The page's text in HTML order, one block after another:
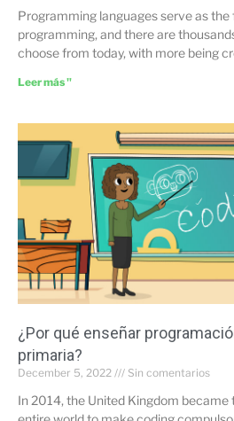
Programming languages serve as
programming, and there are
choose from today, with more being
Leer más "
¿Por qué enseñar
primaria?
December 5, 2022 Sin comentarios
In 2014, the United Kingdom